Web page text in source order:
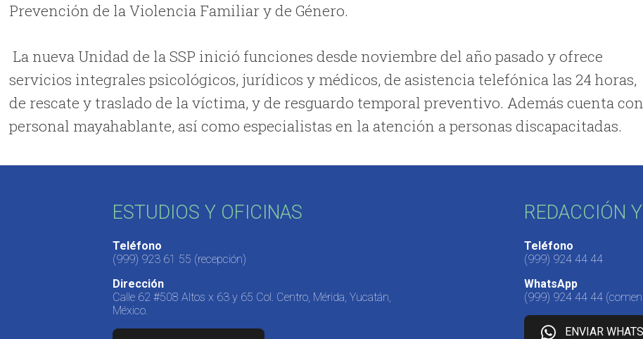
Prevención de la Violencia Familiar y de Género.
La nueva Unidad de la SSP inició funciones desde noviembre del año pasado y ofrece
servicios integrales psicológicos, jurídicos y médicos, de asistencia telefónica las 24 horas,
de rescate y traslado de la víctima, y de resguardo temporal preventivo. Además cuenta con
personal mayahablante, así como especialistas en la atención a personas discapacitadas.
ESTUDIOS Y OFICINAS
Teléfono
(999) 923 61 55 (recepción)
Dirección
Calle 62 #508 Altos x 63 y 65 Col. Centro, Mérida, Yucatán,
México.
REDACCIÓN
Teléfono
(999) 924 44 44
WhatsApp
(999) 924 44 44
ENVIAR